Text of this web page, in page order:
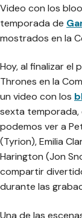
Video con los
temporada de
mostrados en la
Hoy, al finalizar el
Thrones en la
un video con los
sexta temporada,
podemos ver a
(Tyrion), Emilia
Harington (Jon
compartir
durante las
Una de las